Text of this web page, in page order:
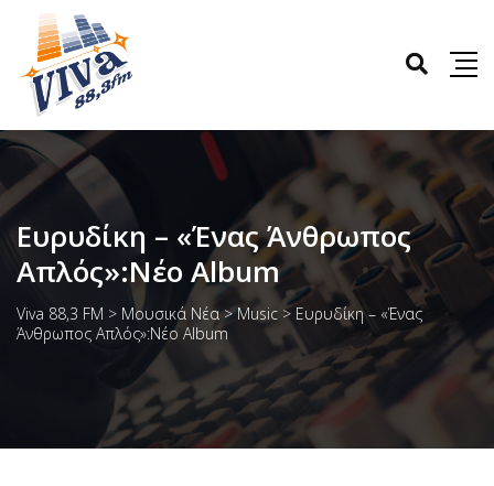
Ευρυδίκη – «Ένας Άνθρωπος
Απλός»:Νέο Album
Viva 88,3 FM > Μουσικά Νέα>Music > Ευρυδίκη – «Ένας
Άνθρωπος Απλός»:Νέο Album